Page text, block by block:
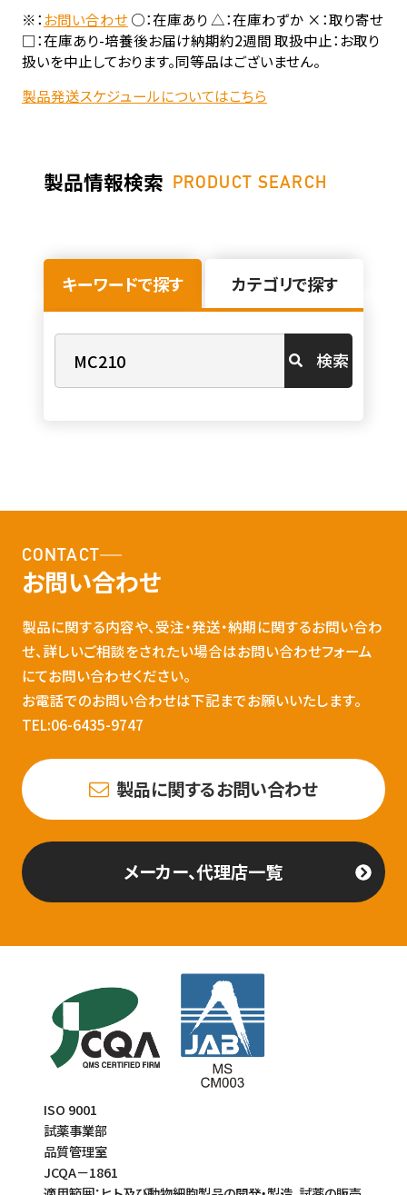
※：お問い合わせ○：在庫あり △：在庫わずか ×：取り寄せ
□：在庫あり-培養後お届け納期約2週間 取扱中止：お取り
扱いを中止しております。同等品はございません。
製品発送スケジュールについてはこちら
製品情報検索 PRODUCT SEARCH
キーワードで探す カテゴリで探す
検索
CONTACT
お問い合わせ
製品に関する内容や、受注・発送・納期に関するお問い合わ
せ、詳しいご相談をされたい場合はお問い合わせフォーム
にてお問い合わせください。
お電話でのお問い合わせは下記までお願いいたします。
TEL:06-6435-9747
製品に関するお問い合わせ
メーカー、代理店一覧
ISO 9001
試薬事業部
品質管理室
JCQA－1861